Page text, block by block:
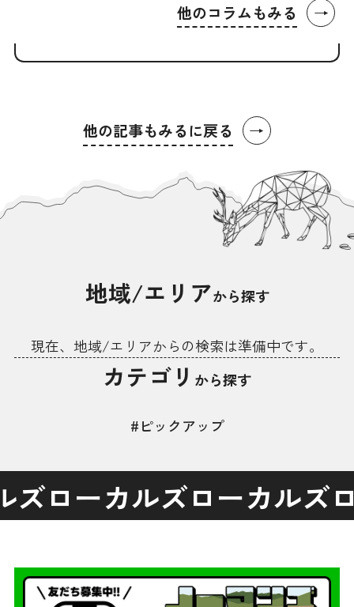
他のコラムもみる →
他の記事もみるに戻る →
地域/エリアから探す
現在、地域/エリアからの検索は準備中です。
カテゴリ から探す
#ピックアップ
ズローカルズローカルズ